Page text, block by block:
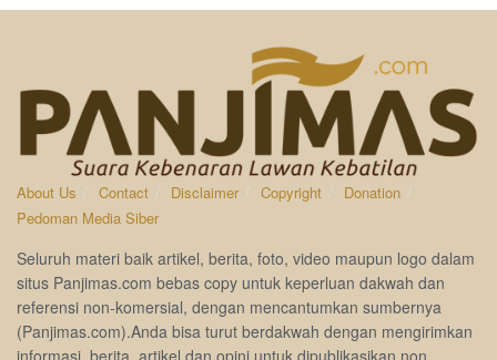
About Us Contact Disclaimer Copyright
Donation
Pedoman Media Siber
Seluruh materi baik artikel, berita, foto, video maupun logo dalam
situs Panjimas.com bebas copy untuk keperluan dakwah dan
referensi non-komersial, dengan mencantumkan sumbernya
(Panjimas.com).Anda bisa turut berdakwah dengan mengirimkan
informasi, berita, artikel dan opini untuk dipublikasikan non